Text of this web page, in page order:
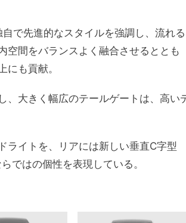
で先進的なスタイルを強調し、流れる
空間をバランスよく融合させるととも
も貢献。
、大きく幅広のテールゲートは、高い
ライトを、リアには新しい垂直C字型
ではの個性を表現している。